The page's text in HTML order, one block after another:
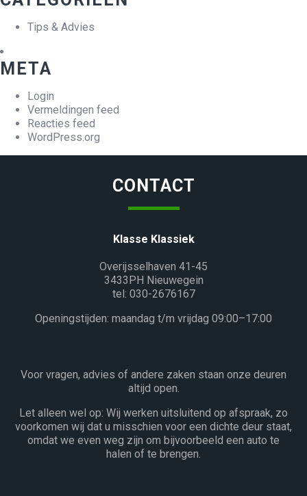
Tips & Advies
META
Login
Vermeldingen feed
Reacties feed
WordPress.org
CONTACT
Klasse Klassiek
Overijsselhaven 41-45
3433PH Nieuwegein
tel: 030-2676167
Openingstijden: maandag t/m vrijdag 09:00–17:00
Voor vragen, advies of andere zaken staan onze deuren
altijd open.
Let alleen wel op: Wij werken uitsluitend op afspraak, zo
voorkomen wij dat u misschien voor een dichte deur staat,
omdat we even weg zijn om bijvoorbeeld een auto te
halen of te brengen.